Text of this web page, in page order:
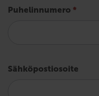
Puhelinnumero *
Sähköpostiosoite